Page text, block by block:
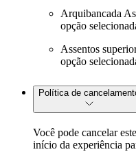
Arquibancada
opção
Assentos
opção
Política de
Você pode cancelar
início da experiência